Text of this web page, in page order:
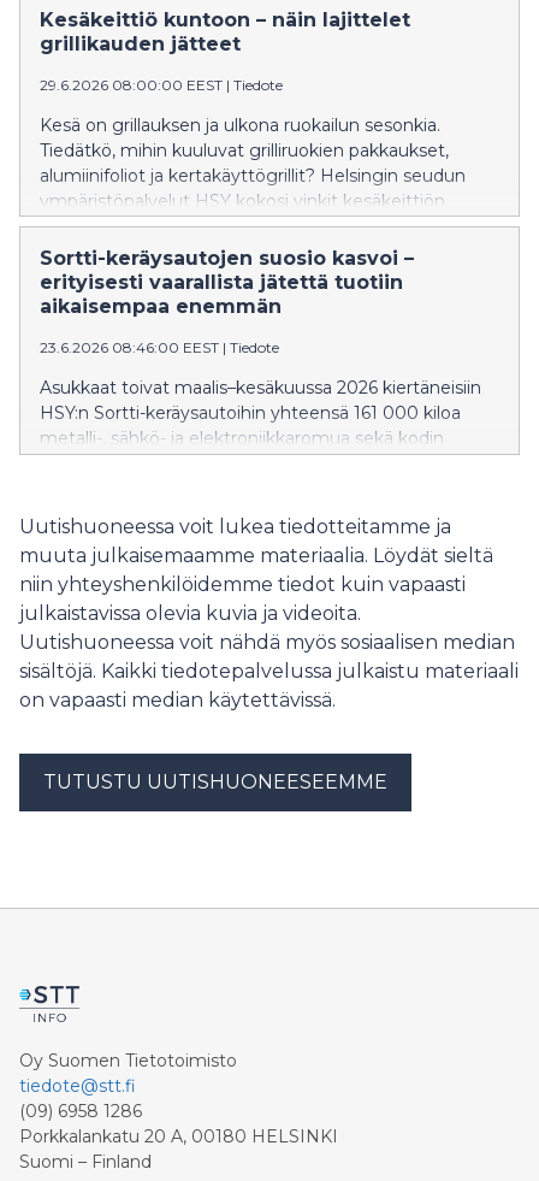
helpot niksit biojätteen sujuvaan lajitteluun, joiden
avulla hajut ja kutsumattomat kesävieraat pysyvät
Kesäkeittiö kuntoon – näin lajittelet
grillikauden jätteet
29.6.2026 08:00:00 EEST | Tiedote
Kesä on grillauksen ja ulkona ruokailun sesonkia.
Tiedätkö, mihin kuuluvat grilliruokien pakkaukset,
alumiinifoliot ja kertakäyttögrillit? Helsingin seudun
ympäristöpalvelut HSY kokosi vinkit kesäkeittiön
yleisimpiin lajittelutilanteisiin.
Sortti-keräysautojen suosio kasvoi –
erityisesti vaarallista jätettä tuotiin
aikaisempaa enemmän
23.6.2026 08:46:00 EEST | Tiedote
Asukkaat toivat maalis–kesäkuussa 2026 kiertäneisiin
HSY:n Sortti-keräysautoihin yhteensä 161 000 kiloa
metalli-, sähkö- ja elektroniikkaromua sekä kodin
pääkaupunkiseutua ja Kirkkonummea. Sortti-
keräysautoilla kävi jätteiden tuojia noin kymmenen
prosenttia enemmän kuin viime vuonna.
Uutishuoneessa voit lukea tiedotteitamme ja
muuta julkaisemaamme materiaalia. Löydät sieltä
niin yhteyshenkilöidemme tiedot kuin vapaasti
julkaistavissa olevia kuvia ja videoita.
Uutishuoneessa voit nähdä myös sosiaalisen median
sisältöjä. Kaikki tiedotepalvelussa julkaistu materiaali
on vapaasti median käytettävissä.
TUTUSTU UUTISHUONEESEEMME
Oy Suomen Tietotoimisto
tiedote@stt.fi
(09) 6958 1286
Porkkalankatu 20 A, 00180 HELSINKI
Suomi – Finland